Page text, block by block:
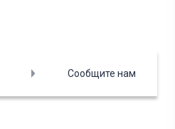
Сообщите нам